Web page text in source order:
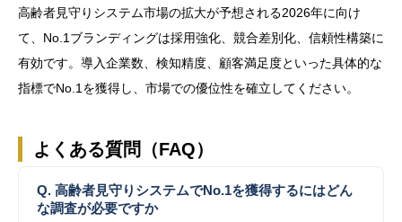
高齢者見守りシステム市場の拡大が予想される2026年に向け
て、No.1ブランディングは採用強化、競合差別化、信頼性構築に
有効です。導入企業数、検知精度、顧客満足度といった具体的な
指標でNo.1を獲得し、市場での優位性を確立してください。
よくある質問（FAQ）
Q. 高齢者見守りシステムでNo.1を獲得するにはどん
な調査が必要ですか